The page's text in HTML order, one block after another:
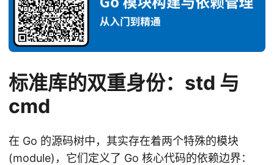
标准库的双重身份：std 与
cmd
在 Go 的源码树中，其实存在着两个特殊的模块
(module)，它们定义了 Go 核心代码的依赖边界：